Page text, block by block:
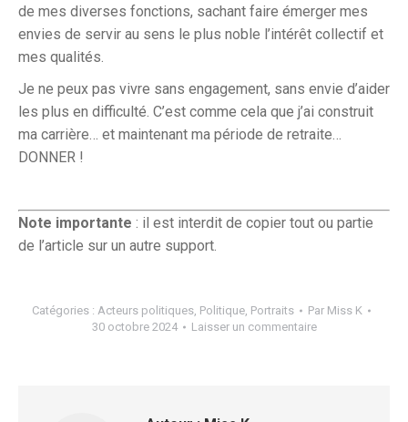
de mes diverses fonctions, sachant faire émerger mes
envies de servir au sens le plus noble l’intérêt collectif et
mes qualités.
Je ne peux pas vivre sans engagement, sans envie d’aider
les plus en difficulté. C’est comme cela que j’ai construit
ma carrière… et maintenant ma période de retraite…
DONNER !
Note importante : il est interdit de copier tout ou partie
de l’article sur un autre support.
Catégories : Acteurs politiques, Politique, Portraits Par Miss K
30 octobre 2024
Laisser un commentaire